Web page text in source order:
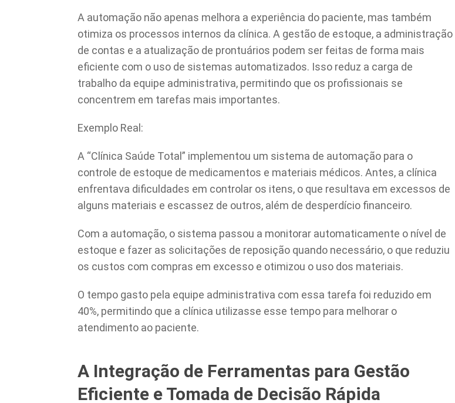
A automação não apenas melhora a experiência do paciente, mas também
otimiza os processos internos da clínica. A gestão de estoque, a administração
de contas e a atualização de prontuários podem ser feitas de forma mais
eficiente com o uso de sistemas automatizados. Isso reduz a carga de
trabalho da equipe administrativa, permitindo que os profissionais se
concentrem em tarefas mais importantes.
Exemplo Real:
A “Clínica Saúde Total” implementou um sistema de automação para o
controle de estoque de medicamentos e materiais médicos. Antes, a clínica
enfrentava dificuldades em controlar os itens, o que resultava em excessos de
alguns materiais e escassez de outros, além de desperdício financeiro.
Com a automação, o sistema passou a monitorar automaticamente o nível de
estoque e fazer as solicitações de reposição quando necessário, o que reduziu
os custos com compras em excesso e otimizou o uso dos materiais.
O tempo gasto pela equipe administrativa com essa tarefa foi reduzido em
40%, permitindo que a clínica utilizasse esse tempo para melhorar o
atendimento ao paciente.
A Integração de Ferramentas para Gestão
Eficiente e Tomada de Decisão Rápida